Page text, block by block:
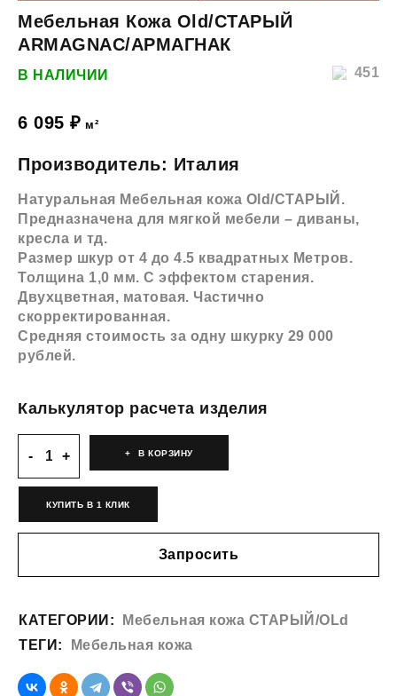
Мебельная Кожа Old/СТАРЫЙ
ARMAGNAC/АРМАГНАК
451
В НАЛИЧИИ
6 095 ₽ м²
Производитель: Италия
Натуральная Мебельная кожа Old/СТАРЫЙ.
Предназначена для мягкой мебели – диваны,
кресла и тд.
Размер шкур от 4 до 4.5 квадратных Метров.
Толщина 1,0 мм. С эффектом старения.
Двухцветная, матовая. Частично
скорректированная.
Средняя стоимость за одну шкурку 29 000
рублей.
Калькулятор расчета изделия
В КОРЗИНУ
КУПИТЬ В 1 КЛИК
Запросить
КАТЕГОРИИ:
Мебельная кожа СТАРЫЙ/OLd
ТЕГИ:
Мебельная кожа